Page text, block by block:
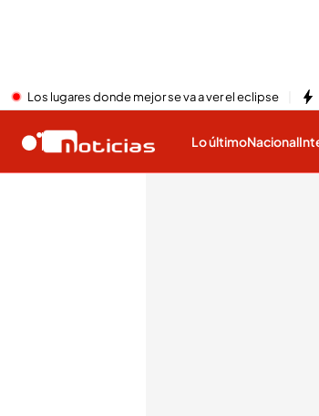
Los lugares donde mejor se va a ver el eclipse
Lo últimoNacional